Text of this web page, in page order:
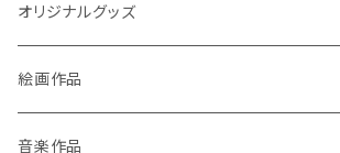
オリジナルグッズ
ポストカード
缶バッチ
絵画作品
原画作品
音楽作品